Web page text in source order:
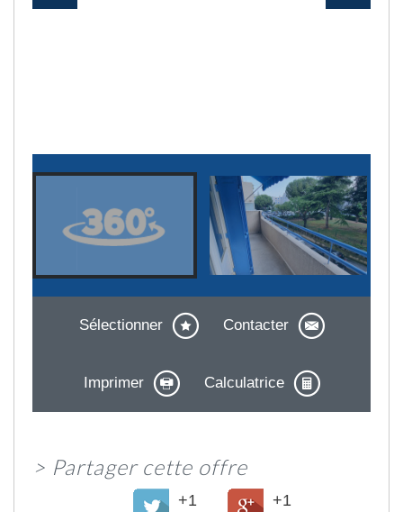
Sélectionner Contacter
Imprimer Calculatrice
> Partager cette offre
+1 +1